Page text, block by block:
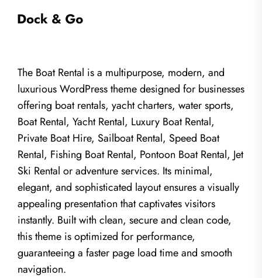
The Boat Rental is a multipurpose, modern, and
luxurious WordPress theme designed for businesses
offering boat rentals, yacht charters, water sports,
Boat Rental, Yacht Rental, Luxury Boat Rental,
Private Boat Hire, Sailboat Rental, Speed Boat
Rental, Fishing Boat Rental, Pontoon Boat Rental, Jet
Ski Rental or adventure services. Its minimal,
elegant, and sophisticated layout ensures a visually
appealing presentation that captivates visitors
instantly. Built with clean, secure and clean code,
this theme is optimized for performance,
guaranteeing a faster page load time and smooth
navigation.